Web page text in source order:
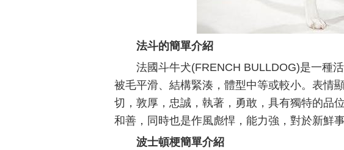
法斗的簡單介紹
法國斗牛犬(FRENCH BULLDOG)是一種
被毛平滑、結構緊湊，體型中等或較小。表情
切，敦厚，忠誠，執著，勇敢，具有獨特的品
和善，同時也是作風彪悍，能力強，對於新鮮
波士頓梗簡單介紹